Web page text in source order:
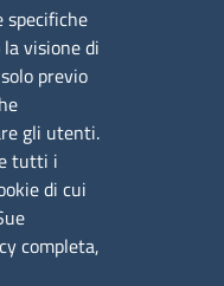
pomeriggio: 16,00
e
specifiche
visione di
previo
gli utenti.
tutti i
di cui
completa,